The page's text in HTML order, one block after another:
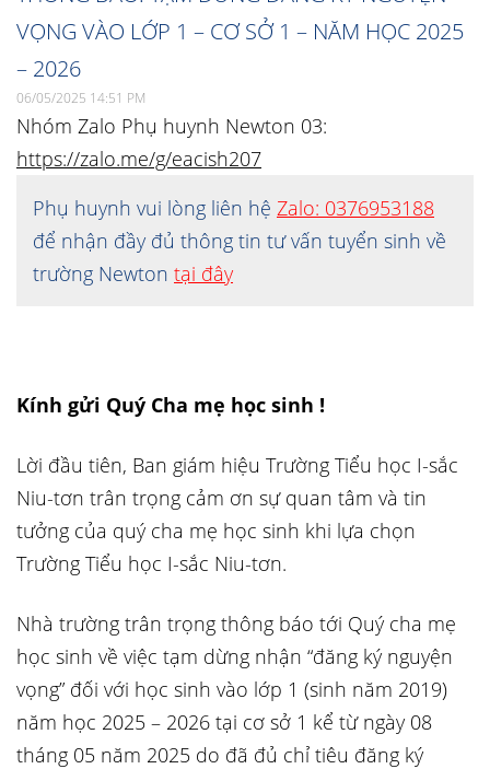
VỌNG VÀO LỚP 1 – CƠ SỞ 1 – NĂM HỌC 2025
– 2026
06/05/2025 14:51 PM
Nhóm Zalo Phụ huynh Newton 03:
https://zalo.me/g/eacish207
Phụ huynh vui lòng liên hệ Zalo: 0376953188
để nhận đầy đủ thông tin tư vấn tuyển sinh về
trường Newton tại đây
Kính gửi Quý Cha mẹ học sinh !
Lời đầu tiên, Ban giám hiệu Trường Tiểu học I-sắc
Niu-tơn trân trọng cảm ơn sự quan tâm và tin
tưởng của quý cha mẹ học sinh khi lựa chọn
Trường Tiểu học I-sắc Niu-tơn.
Nhà trường trân trọng thông báo tới Quý cha mẹ
học sinh về việc tạm dừng nhận “đăng ký nguyện
vọng” đối với học sinh vào lớp 1 (sinh năm 2019)
năm học 2025 – 2026 tại cơ sở 1 kể từ ngày 08
tháng 05 năm 2025 do đã đủ chỉ tiêu đăng ký